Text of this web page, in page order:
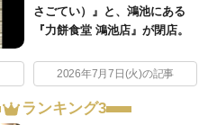
さごてい）』と、鴻池にある
『力餅食堂 鴻池店』が閉店。
2026年7月7日(火)の記事
ランキング3